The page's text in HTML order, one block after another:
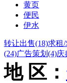
黄页
便民
伊水
转让出售(18)求租/
(24)广告策划 (4)庆
地 区：